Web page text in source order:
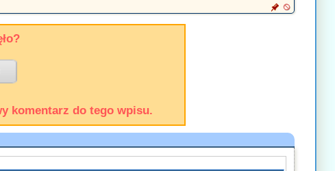
komentarz do tego wpisu.